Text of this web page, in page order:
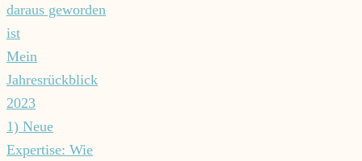
daraus geworden
ist
Mein
Jahresrückblick
2023
1) Neue
Expertise: Wie